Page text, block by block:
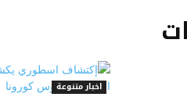
اخبار متنوعة